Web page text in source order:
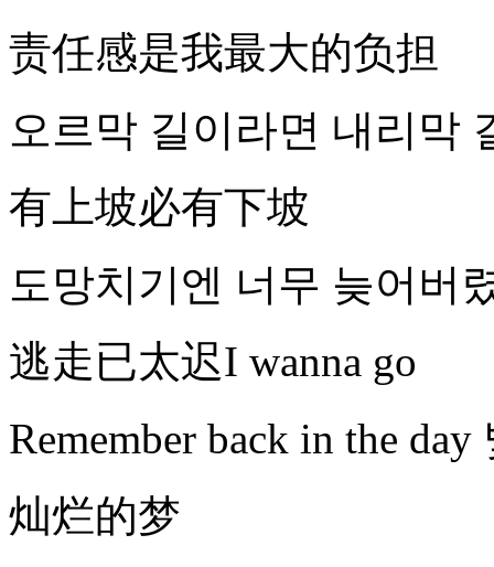
责任感是我最大的负担
오르막 길이라면 내리막
有上坡必有下坡
도망치기엔 너무 늦어버
逃走已太迟I wanna go
Remember back in the
灿烂的梦